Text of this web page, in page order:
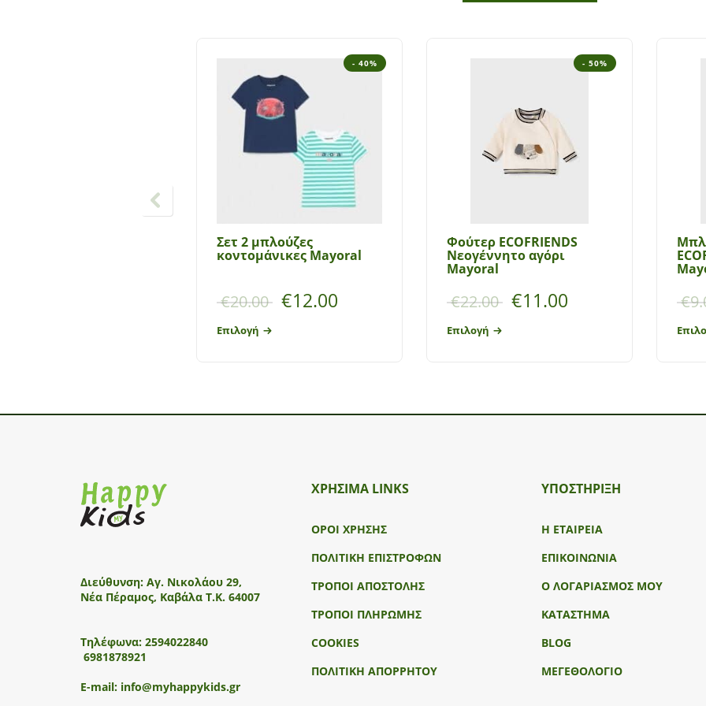
- 40%
Σετ 2 μπλούζες
κοντομάνικες Mayoral
€20.00 €12.00
Επιλογή
- 50%
Φούτερ ECOFRIENDS
Νεογέννητο αγόρι
Mayoral
€22.00 €11.00
Επιλογή
€
Διεύθυνση: Αγ. Νικολάου 29,
Νέα Πέραμος, Καβάλα Τ.Κ. 64007
Τηλέφωνα: 2594022840
6981878921
E-mail: info@myhappykids.gr
ΧΡΗΣΙΜΑ LINKS
ΟΡΟΙ ΧΡΗΣΗΣ
ΠΟΛΙΤΙΚΗ ΕΠΙΣΤΡΟΦΩΝ
ΤΡΟΠΟΙ ΑΠΟΣΤΟΛΗΣ
ΤΡΟΠΟΙ ΠΛΗΡΩΜΗΣ
COOKIES
ΠΟΛΙΤΙΚΗ ΑΠΟΡΡΗΤΟΥ
ΥΠΟΣΤΉΡΙΞΗ
Η ΕΤΑΙΡΕΙΑ
ΕΠΙΚΟΙΝΩΝΙΑ
Ο ΛΟΓΑΡΙΑΣΜΟΣ ΜΟΥ
ΚΑΤΑΣΤΗΜΑ
BLOG
ΜΕΓΕΘΟΛΟΓΙΟ